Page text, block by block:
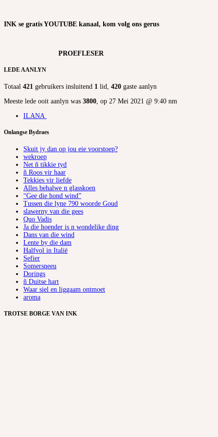
INK se gratis YOUTUBE kanaal, kom volg ons gerus
PROEFLESER
LEDE AANLYN
Totaal 421 gebruikers insluitend 1 lid, 420 gaste aanlyn
Meeste lede ooit aanlyn was 3800 , op 27 Mei 2021 @ 9:40 nm
ILANA
Onlangse Bydraes
Skuit jy dan op jou eie voorstoep?
wekroep
Net ñ tikkie tyd
ñ Roos vir haar
Tekkies vir liefde
Alles behalwe n glasskoen
“Gee die hond wind”
Tussen die lyne 790 woorde Goud
slawerny van die gees
Quo Vadis
Ja die hoender is n wondelike ding
Dans van die wind
Lente by die dam
Halfvol in Italië
Sefier
Somersneeu
Dorings
ñ Duitse hart
Waar siel en liggaam ontmoet
aroma
TROTSE BORGE VAN INK